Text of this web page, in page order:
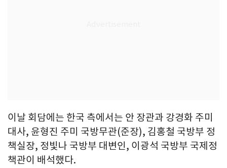
이날 회담에는 한국 측에서는 안 장관과 강경화 주미
대사, 윤형진 주미 국방무관(준장), 김홍철 국방부 정
책실장, 정빛나 국방부 대변인, 이광석 국방부 국제정
책관이 배석했다.